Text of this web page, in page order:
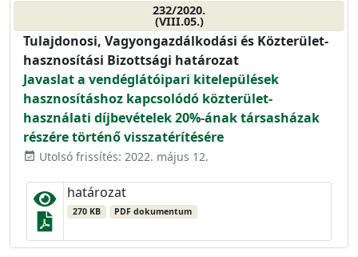
232/2020.
(VIII.05.)
Tulajdonosi, Vagyongazdálkodási és Közterület-
hasznosítási Bizottsági határozat
Javaslat a vendéglátóipari kitelepülések
hasznosításhoz kapcsolódó közterület-
használati díjbevételek 20%-ának társasházak
részére történő visszatérítésére
event_available Utolsó frissítés: 2022. május 12.
határozat
270 KB PDF dokumentum